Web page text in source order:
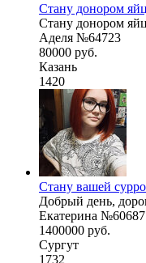
Стану донором
Стану донором
Аделя №64723
80000 руб.
Казань
1420
Стану вашей
Добрый день,
Екатерина №60687
1400000 руб.
Сургут
1732